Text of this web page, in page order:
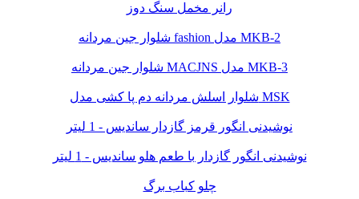
رانر مخمل سنگ دوز
شلوار جین مردانه fashion مدل MKB-2
شلوار جین مردانه MACJNS مدل MKB-3
شلوار اسلش مردانه دم پا کشی مدل MSK
نوشیدنی انگور قرمز گازدار ساندیس - 1 لیتر
نوشیدنی انگور گازدار با طعم هلو ساندیس - 1 لیتر
چلو کباب برگ